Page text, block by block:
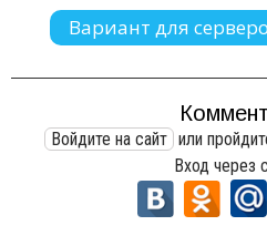
Вариант для
Войдите на сайт или
Вход через